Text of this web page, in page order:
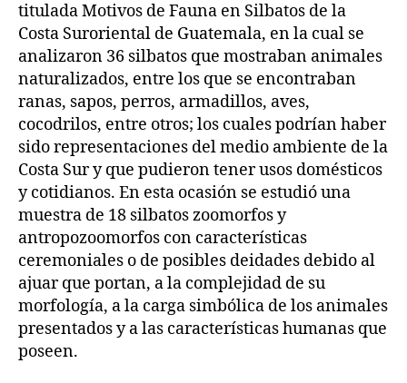
titulada Motivos de Fauna en Silbatos de la
Costa Suroriental de Guatemala, en la cual se
analizaron 36 silbatos que mostraban animales
naturalizados, entre los que se encontraban
ranas, sapos, perros, armadillos, aves,
cocodrilos, entre otros; los cuales podrían haber
sido representaciones del medio ambiente de la
Costa Sur y que pudieron tener usos domésticos
y cotidianos. En esta ocasión se estudió una
muestra de 18 silbatos zoomorfos y
antropozoomorfos con características
ceremoniales o de posibles deidades debido al
ajuar que portan, a la complejidad de su
morfología, a la carga simbólica de los animales
presentados y a las características humanas que
poseen.